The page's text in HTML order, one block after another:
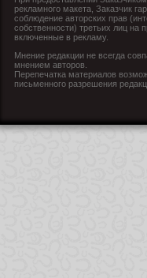
рекламного макета, Заказчик
соблюдение авторских прав
собственности) третьих лиц на
включенные в рекламу.
Мнение редакции не всегда
мнением авторов.
Перепечатка материалов
письменного разрешения